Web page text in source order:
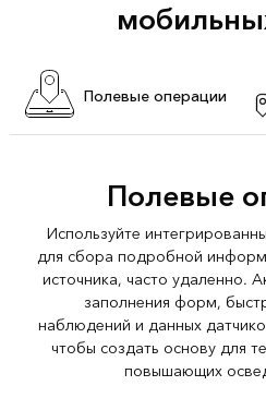
Полевые операции
Полевые
Используйте
для сбора подробной
источника, часто удаленно.
заполнения форм,
наблюдений и данных
чтобы создать основу для
повышающих